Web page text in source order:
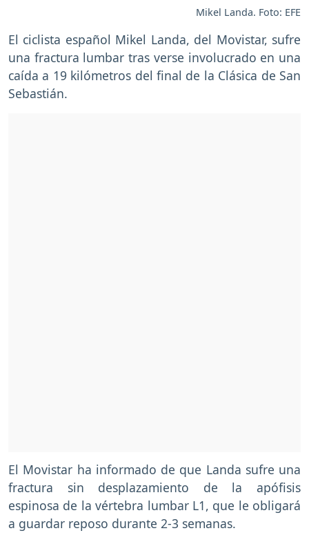
Mikel Landa. Foto: EFE
El ciclista español Mikel Landa, del Movistar, sufre
una fractura lumbar tras verse involucrado en una
caída a 19 kilómetros del final de la Clásica de San
Sebastián.
El Movistar ha informado de que Landa sufre una
fractura sin desplazamiento de la apófisis
espinosa de la vértebra lumbar L1, que le obligará
a guardar reposo durante 2-3 semanas.